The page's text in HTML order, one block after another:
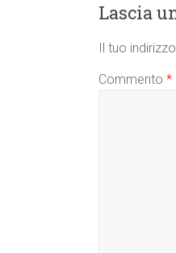
Lascia
Il tuo
Commento *